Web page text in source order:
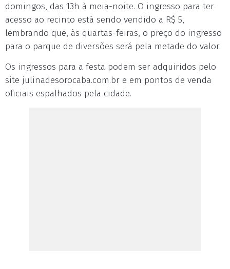
domingos, das 13h à meia-noite. O ingresso para ter
acesso ao recinto está sendo vendido a R$ 5,
lembrando que, às quartas-feiras, o preço do ingresso
para o parque de diversões será pela metade do valor.
Os ingressos para a festa podem ser adquiridos pelo
site julinadesorocaba.com.br e em pontos de venda
oficiais espalhados pela cidade.